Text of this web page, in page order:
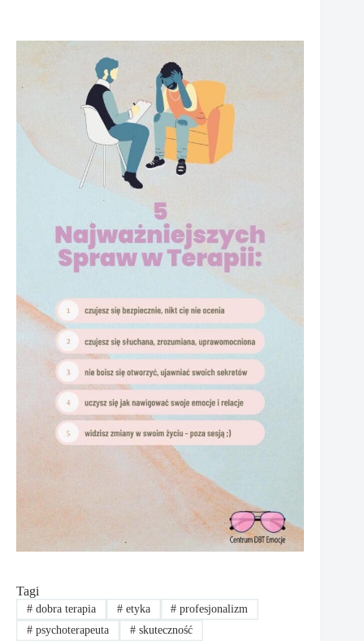
Tagi
#dobra terapia #etyka # profesjonalizm
#psychoterapeuta #skuteczność